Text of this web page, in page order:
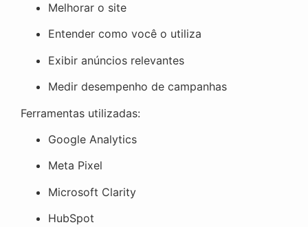
Melhorar o site
Entender como você o utiliza
Exibir anúncios relevantes
Medir desempenho de campanhas
Ferramentas utilizadas:
Google Analytics
Meta Pixel
Microsoft Clarity
HubSpot